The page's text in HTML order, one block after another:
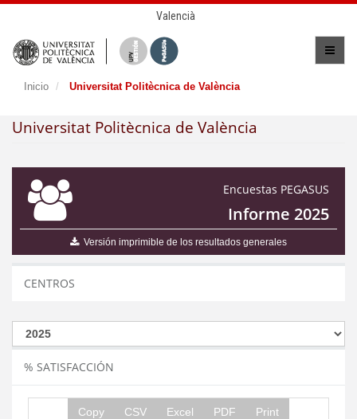
Valencià
Inicio Universitat Politècnica de València
Universitat Politècnica de València
Encuestas PEGASUS
Informe 2025
Versión imprimible de los resultados generales
CENTROS
% SATISFACCIÓN
Copy CSV Excel PDF Print